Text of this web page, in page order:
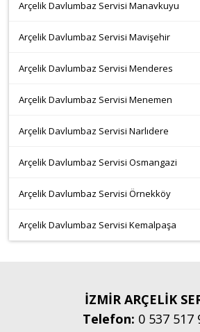
Arçelik Davlumbaz Servisi Manavkuyu
Arçelik Davlumbaz Servisi Mavişehir
Arçelik Davlumbaz Servisi Menderes
Arçelik Davlumbaz Servisi Menemen
Arçelik Davlumbaz Servisi Narlıdere
Arçelik Davlumbaz Servisi Osmangazi
Arçelik Davlumbaz Servisi Örnekköy
Arçelik Davlumbaz Servisi Kemalpaşa
İZMİR ARÇELİK
Telefon: 0 537 517